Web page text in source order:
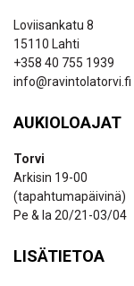
Loviisankatu 8
15110 Lahti
+358 40 755 1939
info@ravintolatorvi.fi
AUKIOLOAJAT
Torvi
Arkisin 19-00
(tapahtumapäivinä)
Pe & la 20/21-03/04
LISÄTIETOA